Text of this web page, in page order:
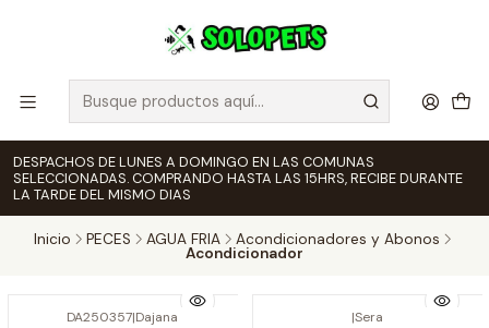
DESPACHOS DE LUNES A DOMINGO EN LAS COMUNAS
SELECCIONADAS. COMPRANDO HASTA LAS 15HRS, RECIBE DURANTE
LA TARDE DEL MISMO DIAS
Inicio PECES AGUA FRIA Acondicionadores y Abonos
Acondicionador
DA250357|Dajana |Sera